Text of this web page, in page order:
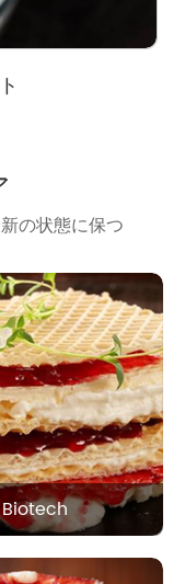
の状態に保つ